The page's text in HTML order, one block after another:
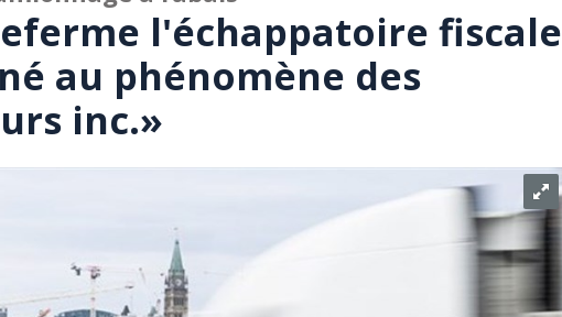
l'échappatoire fiscale
au phénomène des
inc.»